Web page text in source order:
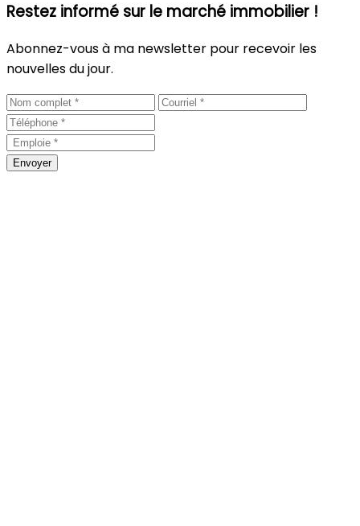
Restez informé sur le marché immobilier !
Abonnez-vous à ma newsletter pour recevoir les
nouvelles du jour.
Envoyer